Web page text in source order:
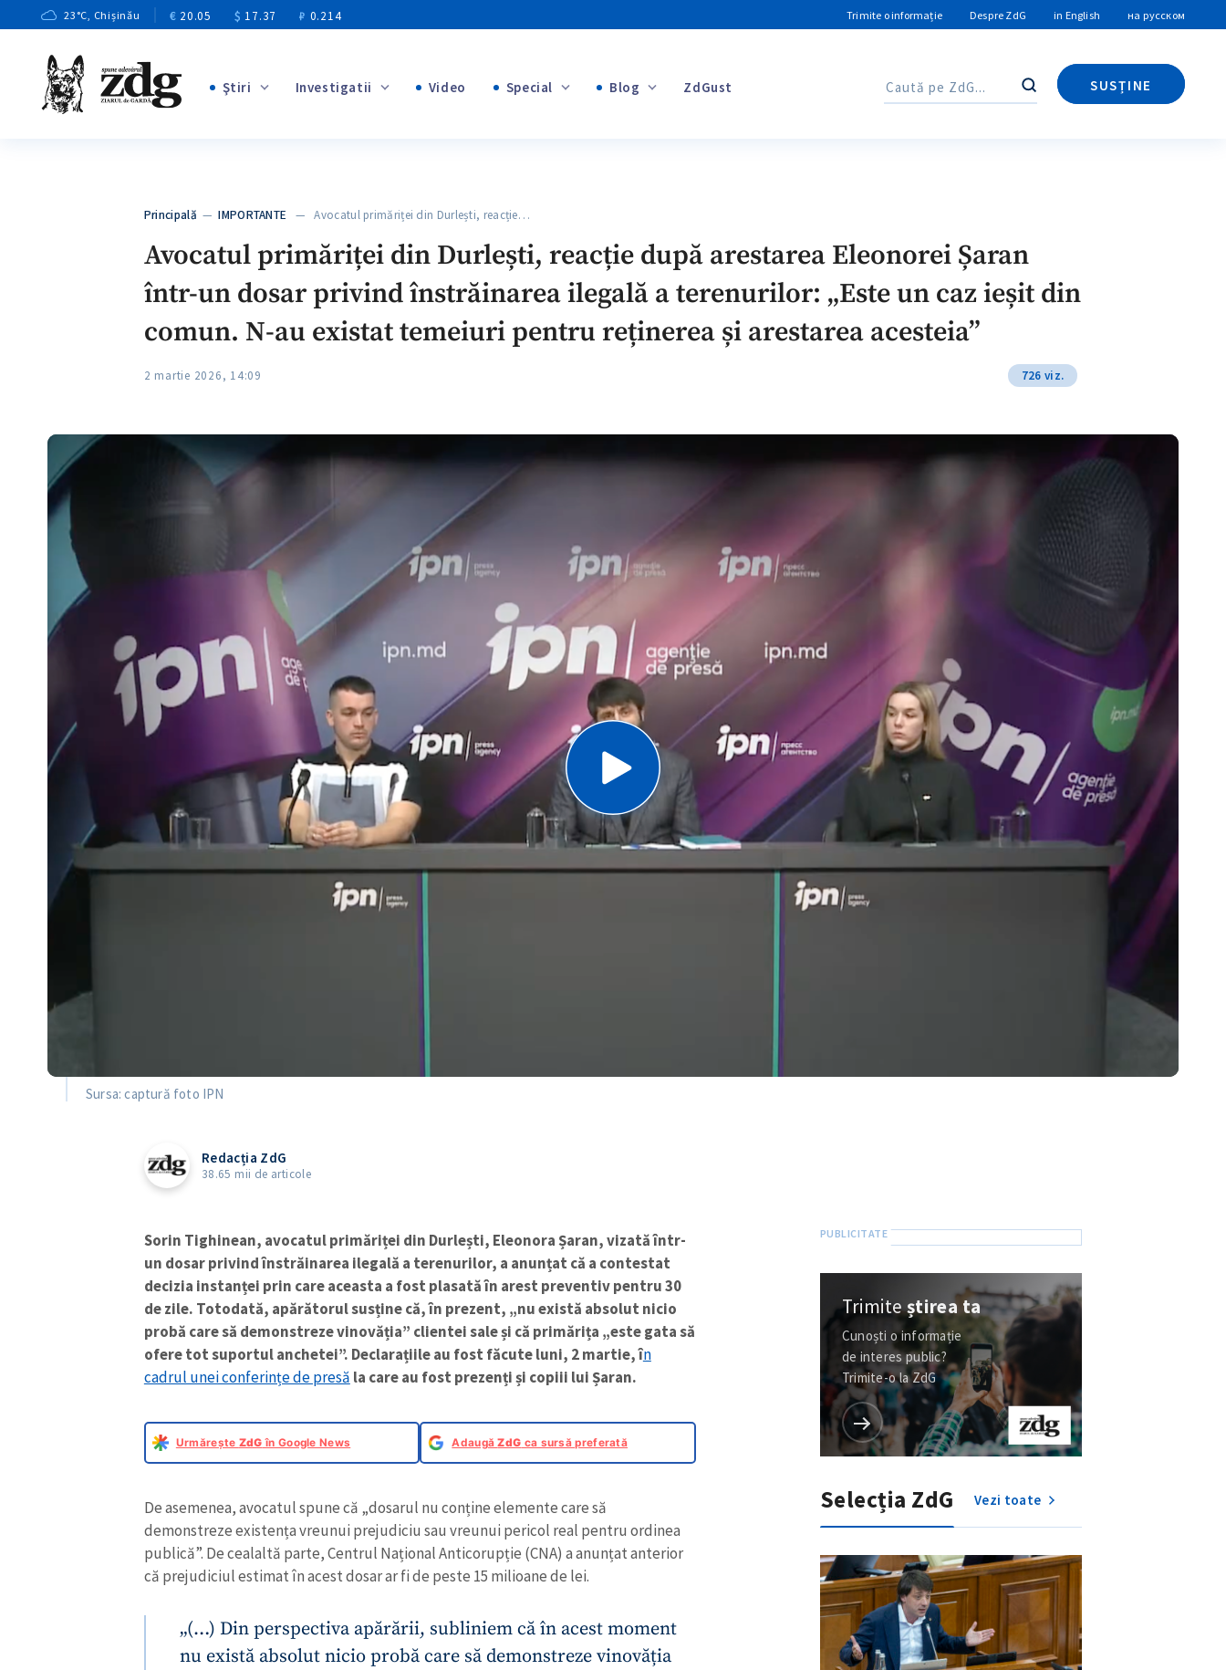
23 °C, Chișinău € 20.05 $ 17.37 ₽ 0.214 Trimite o informație Despre ZdG in English на русском
Ştiri Investigatii Video Special
+1
Blog ZdGust Caută
SUSȚINE
Caută
Principală —IMPORTANTE — Avocatul primăriței din Durlești, reacție…
Avocatul primăriței din Durlești, reacție după arestarea Eleonorei Șaran
într-un dosar privind înstrăinarea ilegală a terenurilor: „Este un caz ieșit din
comun. N-au existat temeiuri pentru reținerea și arestarea acesteia”
2 martie 2026, 14:09 726 viz.
Sursa: captură foto IPN
Redacția ZdG
38.65 mii de articole
Sorin Tighinean, avocatul primăriței din Durlești, Eleonora Șaran, vizată într-
un dosar privind înstrăinarea ilegală a terenurilor, a anunțat că a contestat
decizia instanței prin care aceasta a fost plasată în arest preventiv pentru 30
de zile. Totodată, apărătorul susține că, în prezent, „nu există absolut nicio
probă care să demonstreze vinovăția” clientei sale și că primărița „este gata să
ofere tot suportul anchetei”. Declarațiile au fost făcute luni, 2 martie, în
cadrul unei conferințe de presă la care au fost prezenți și copiii lui Șaran.
Urmărește ZdG în Google News AdaugăZdG ca sursă preferată
De asemenea, avocatul spune că „dosarul nu conține elemente care să
demonstreze existența vreunui prejudiciu sau vreunui pericol real pentru ordinea
publică”. De cealaltă parte, Centrul Național Anticorupție (CNA) a anunțat anterior
că prejudiciul estimat în acest dosar ar fi de peste 15 milioane de lei.
„(…) Din perspectiva apărării, subliniem că în acest moment
nu există absolut nicio probă care să demonstreze vinovăția
Trimiteștirea ta
Cunoști o informație
de interes public?
Trimite-o la ZdG
Selecția ZdG Vezi toate